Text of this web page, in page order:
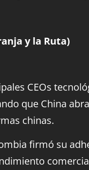
y la Ruta)
CEOs
que China
chinas.
firmó su